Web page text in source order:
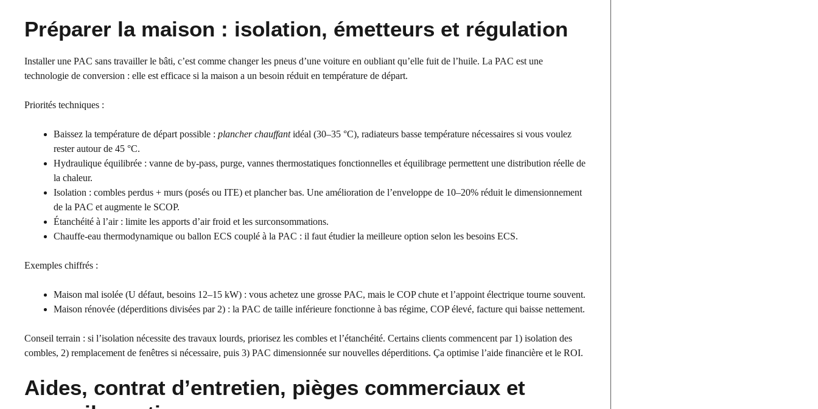
Préparer la maison : isolation, émetteurs et régulation
Installer une PAC sans travailler le bâti, c’est comme changer les pneus d’une voiture en oubliant qu’elle fuit de l’huile. La PAC est une
technologie de conversion : elle est efficace si la maison a un besoin réduit en température de départ.
Priorités techniques :
Baissez la température de départ possible : plancher chauffantidéal (30–35 °C), radiateurs basse température nécessaires si vous voulez
rester autour de 45 °C.
Hydraulique équilibrée : vanne de by-pass, purge, vannes thermostatiques fonctionnelles et équilibrage permettent une distribution réelle de
la chaleur.
Isolation : combles perdus + murs (posés ou ITE) et plancher bas. Une amélioration de l’enveloppe de 10–20% réduit le dimensionnement
de la PAC et augmente le SCOP.
Étanchéité à l’air : limite les apports d’air froid et les surconsommations.
Chauffe-eau thermodynamique ou ballon ECS couplé à la PAC : il faut étudier la meilleure option selon les besoins ECS.
Exemples chiffrés :
Maison mal isolée (U défaut, besoins 12–15 kW) : vous achetez une grosse PAC, mais le COP chute et l’appoint électrique tourne souvent.
Maison rénovée (déperditions divisées par 2) : la PAC de taille inférieure fonctionne à bas régime, COP élevé, facture qui baisse nettement.
Conseil terrain : si l’isolation nécessite des travaux lourds, priorisez les combles et l’étanchéité. Certains clients commencent par 1) isolation des
combles, 2) remplacement de fenêtres si nécessaire, puis 3) PAC dimensionnée sur nouvelles déperditions. Ça optimise l’aide financière et le ROI.
Aides, contrat d’entretien, pièges commerciaux et